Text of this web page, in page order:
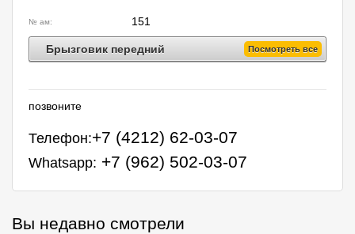
№ ам: 151
Брызговик передний Посмотреть все
позвоните
Телефон:+7 (4212) 62-03-07
Whatsapp: +7 (962) 502-03-07
Вы недавно смотрели